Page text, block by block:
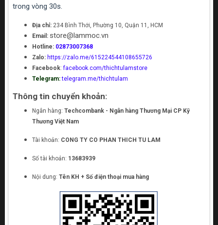
trong vòng 30s.
Địa chỉ: 234 Bình Thới, Phường 10, Quận 11, HCM
Email: store@lammoc.vn
Hotline: 02873007368
Zalo: https://zalo.me/615224544108655726
Facebook:facebook.com/thichtulamstore
Telegram: telegram.me/thichtulam
Thông tin chuyển khoản:
Ngân hàng: Techcombank - Ngân hàng Thương Mại CP Kỹ
Thương Việt Nam
Tài khoản: CONG TY CO PHAN THICH TU LAM
Số tài khoản: 13683939
Nội dung: Tên KH + Số điện thoại mua hàng